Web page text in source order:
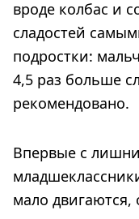
вроде колбас и
сладостей
подростки:
4,5 раз больше
рекомендовано.
Впервые с
мало